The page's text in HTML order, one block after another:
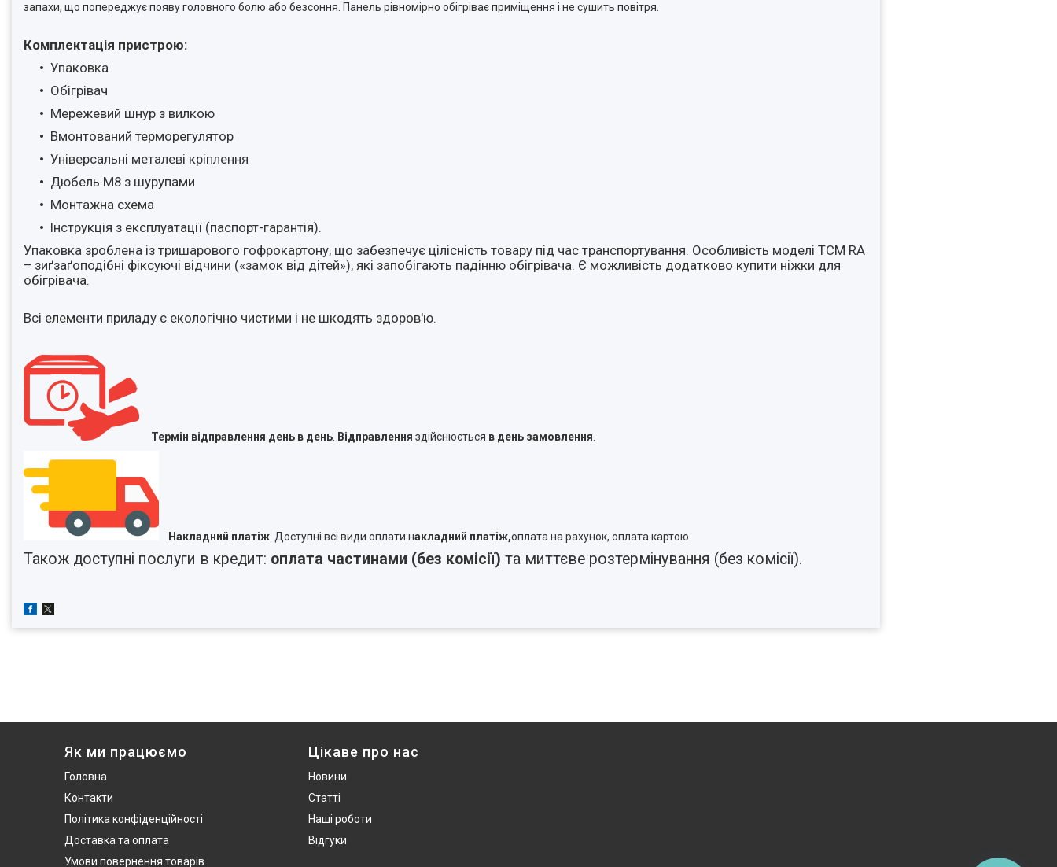
запахи, що попереджує появу головного болю або безсоння. Панель рівномірно обігріває приміщення і не сушить повітря.
Комплектація пристрою:
Упаковка
Обігрівач
Мережевий шнур з вилкою
Вмонтований терморегулятор
Універсальні металеві кріплення
Дюбель М8 з шурупами
Монтажна схема
Інструкція з експлуатації (паспорт-гарантія).
Упаковка зроблена із тришарового гофрокартону, що забезпечує цілісність товару під час транспортування. Особливість моделі ТСМ RA
– зиґзаґоподібні фіксуючі відчини («замок від дітей»), які запобігають падінню обігрівача. Є можливість додатково купити ніжки для
обігрівача.
Всі елементи приладу є екологічно чистими і не шкодять здоров'ю.
Термін відправлення день в день. Відправлення здійснюється в день замовлення
Накладний платіж. Доступні всі види оплати:накладний платіж,оплата на рахунок, оплата картою
Також доступні послуги в кредит: оплата частинами (без комісії) та миттєве розтермінування (без комісії).
Як ми працюємо
Головна
Контакти
Політика конфіденційності
Доставка та оплата
Умови повернення товарів
Цікаве про нас
Новини
Статті
Наші роботи
Відгуки